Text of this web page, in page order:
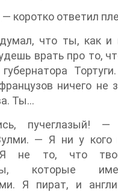
коротко ответил
что ты, как и
врать про то,
ничего не
Ты...
пучеглазый! —
— Я ни у кого
не то, что
которые
Я пират, и